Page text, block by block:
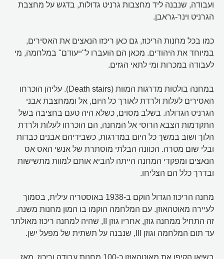
ועבודה, שנבנה ליד מחצבות גרניט גדולות, בדגש על מחצבת
הגרניט וינר-גראבן.
כמו בכל מחנות הריכוז, גם כאן ריכזו הנאצים את האסירים,
במיוחד את היהודים. מכאן הם הועברו ל"ייעודם" במלחמה, מי
לעבודה במכרות ומי לתאי הגזים.
במחנה בולטות מדרגות המוות (Death stairs). עליהן הוכרחו
האסירים לעלות ולרדת לאורך כל היום, אל וממחצבת אבני
הגרניט הגדולה. בשלב מסוים, כשלא היה טעם בחציבה בשל
התקדמות הצבא הרוסי אל המחנה, הם הוכרחו לעלות ולרדת
הלוך ושוב במשך כל היום במדרגות, כשבידיהם אבנים כבדות
ובלי שום מטרה. הכוונה הבלתי מוסתרת של אנשי האס אס
הנאצים ומפקדי המחנה הייתה להביא אותם למוות מתשישות
ובדרך כלל הם הצליחו.
מחנה הריכוז הגדול הוקם ב-1938 באוסטריה עילית, בסמוך
לעיירה מאוטהאוזן. עם המלחמה הוקמו בו המון מחנות משנה.
זה התחיל ממחנה גוזן, אחריו גוזן II, שהיה למחנה ריכוז מאולתר
עד תום המלחמה וגוזן III, שנבנה על תשתית של מפעל ישן.
בשיאו הקיפו את מאוטהאוזן כ-100 מחנות עבודה וריכוז. מאז